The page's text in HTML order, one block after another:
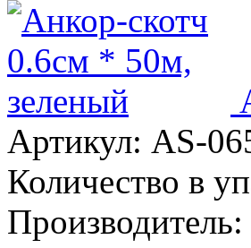
Артикул: AS-
Количество в
Производитель: